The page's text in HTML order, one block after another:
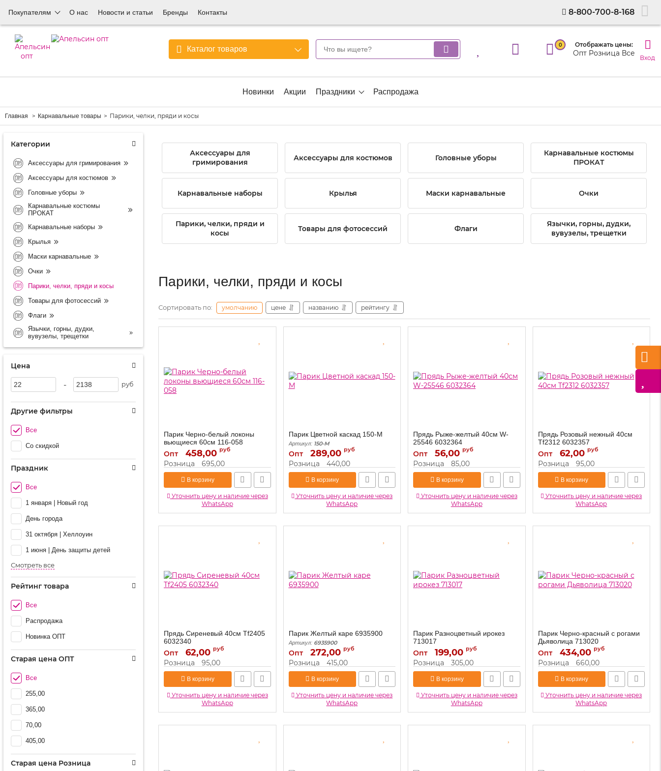
Покупателям О нас Новости и статьи Бренды Контакты 8-800-700-8-168
Каталог товаров 0 Отображать цены:
Опт Розница Все Вход
Новинки Акции Праздники Распродажа
Главная Карнавальные товары Парики, челки, пряди и косы
Категории
Аксессуары для гримирования
Аксессуары для костюмов
Головные уборы
Карнавальные костюмы
ПРОКАТ
Карнавальные наборы
Крылья
Маски карнавальные
Очки
Парики, челки, пряди и косы
Товары для фотосессий
Флаги
Язычки, горны, дудки,
вувузелы, трещетки
Цена
- руб
Другие фильтры
Все
Со скидкой
Праздник
Все
1 января | Новый год
День города
31 октября | Хеллоуин
1 июня | День защиты детей
Смотреть все
Рейтинг товара
Все
Распродажа
Новинка ОПТ
Старая цена ОПТ
Все
255,00
365,00
70,00
405,00
Старая цена Розница
Аксессуары для
гримирования
Аксессуары для костюмов Головные уборы
Карнавальные костюмы
ПРОКАТ
Карнавальные наборы Крылья Маски карнавальные Очки
Парики, челки, пряди и
косы
Товары для фотосессий Флаги
Язычки, горны, дудки,
вувузелы, трещетки
Парики, челки, пряди и косы
Сортировать по: умолчанию цене названию рейтингу
Парик Черно-белый локоны
вьющиеся 60см 116-058
Артикул: 116-058
Опт 458,00 руб
Розница 695,00
В корзину
Уточнить цену и наличие через
WhatsApp
Парик Цветной каскад 150-M
Артикул: 150-M
Опт 289,00 руб
Розница 440,00
В корзину
Уточнить цену и наличие через
WhatsApp
Прядь Рыже-желтый 40см W-
25546 6032364
Артикул: 6032364
Опт 56,00 руб
Розница 85,00
В корзину
Уточнить цену и наличие через
WhatsApp
Прядь Розовый нежный 40см
Tf2312 6032357
Артикул: 6032357
Опт 62,00 руб
Розница 95,00
В корзину
Уточнить цену и наличие через
WhatsApp
Прядь Сиреневый 40см Tf2405
6032340
Артикул: 6032340
Опт 62,00 руб
Розница 95,00
В корзину
Уточнить цену и наличие через
WhatsApp
Парик Желтый каре 6935900
Артикул: 6935900
Опт 272,00 руб
Розница 415,00
В корзину
Уточнить цену и наличие через
WhatsApp
Парик Разноцветный ирокез
713017
Артикул: 713017
Опт 199,00 руб
Розница 305,00
В корзину
Уточнить цену и наличие через
WhatsApp
Парик Черно-красный с рогами
Дьяволица 713020
Артикул: 713020
Опт 434,00 руб
Розница 660,00
В корзину
Уточнить цену и наличие через
WhatsApp